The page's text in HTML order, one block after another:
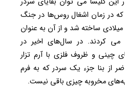
که در زمان اشغال روس‌ها در جنگ
جهانی اول و بعد از سال ۱۹۱۴ میلادی ساخته شد و از آن به عنوان
می کردند. در سال‌های اخیر در
چینی و ظروف فلزی با آرم تزار
از بنا جزء یک سردر که به فرم
مخروبه چیزی باقی نیست.